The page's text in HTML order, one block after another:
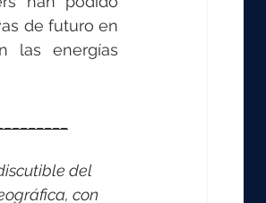
de futuro en
las energías
del
con